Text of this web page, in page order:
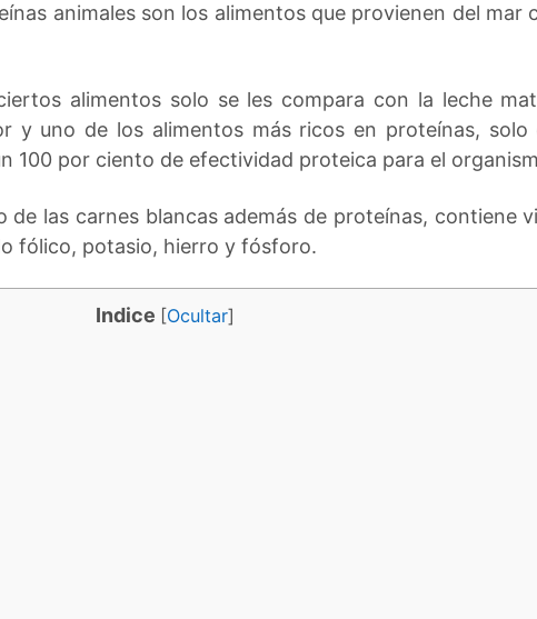
animales son los alimentos que provienen del mar
alimentos solo se les compara con la leche
y uno de los alimentos más ricos en proteínas, solo
100 por ciento de efectividad proteica para el
las carnes blancas además de proteínas, contiene
fólico, potasio, hierro y fósforo.
Indice [Ocultar]